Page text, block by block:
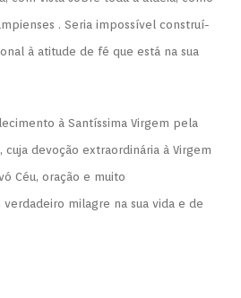
. Seria impossível construí-
à atitude de fé que está na sua
à Santíssima Virgem pela
cuja devoção extraordinária à Virgem
Céu, oração e muito
milagre na sua vida e de